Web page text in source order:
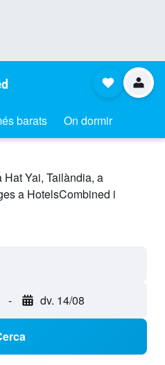
barats On dormir
Yai, Tailàndia, a
a HotelsCombined i
- dv. 14/08